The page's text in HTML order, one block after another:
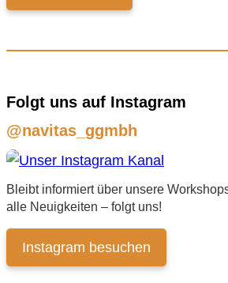
Folgt uns auf Instagram
@navitas_ggmbh
Bleibt informiert über unsere
alle Neuigkeiten – folgt uns!
Instagram besuchen